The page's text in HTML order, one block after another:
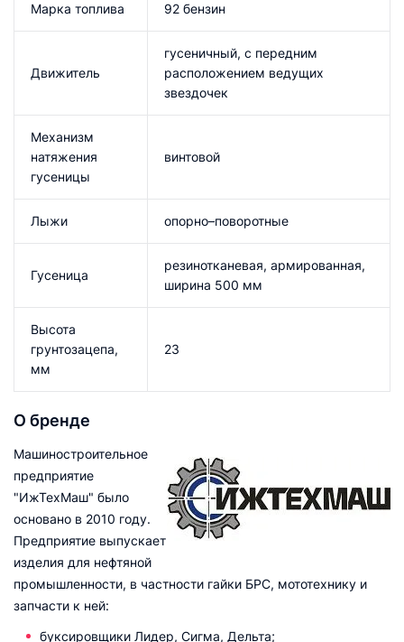
Марка топлива 92 бензин
Движитель
гусеничный, с передним
расположением ведущих
звездочек
Механизм
натяжения
гусеницы
винтовой
Лыжи опорно–поворотные
Гусеница
резинотканевая, армированная,
ширина 500 мм
Высота
грунтозацепа,
мм
23
О бренде
Машиностроительное
предприятие
"ИжТехМаш" было
основано в 2010 году.
Предприятие выпускает
изделия для нефтяной
промышленности, в частности гайки БРС, мототехнику и
запчасти к ней:
буксировщики Лидер, Сигма, Дельта;